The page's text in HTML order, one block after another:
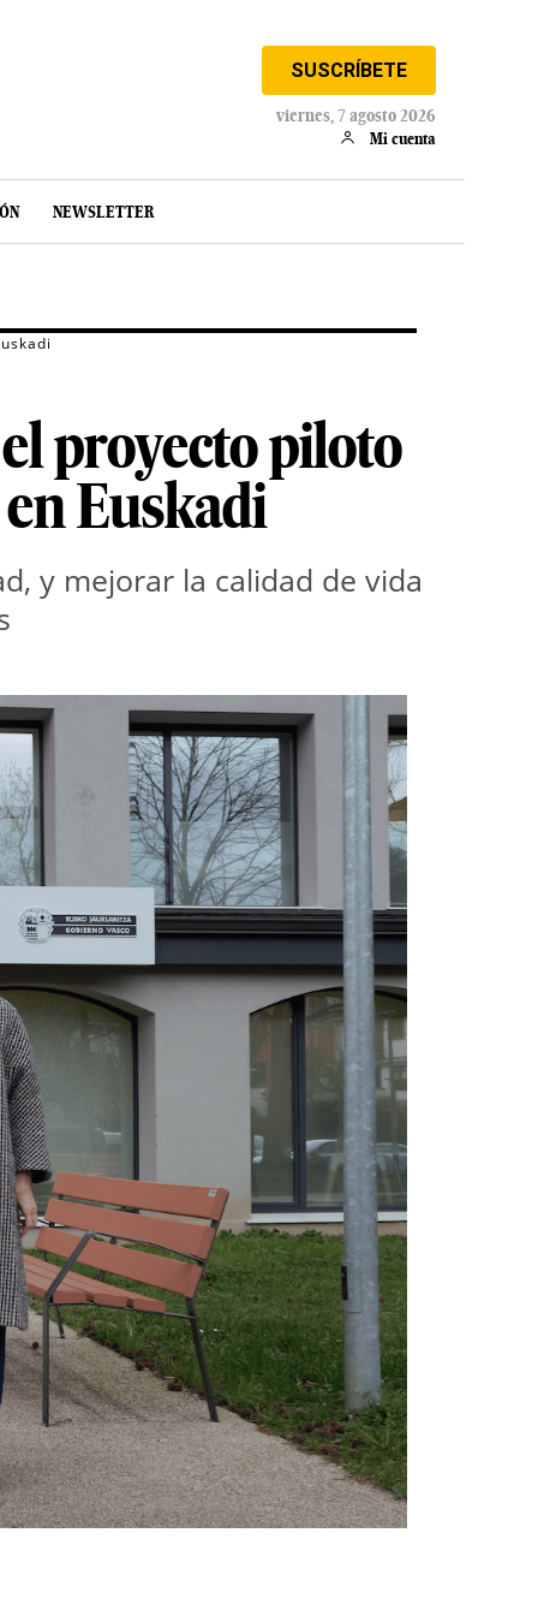
SUSCRÍBETE
viernes, 7 agosto 2026
Mi cuenta
NEWSLETTER
proyecto piloto
Euskadi
y mejorar la calidad de vida